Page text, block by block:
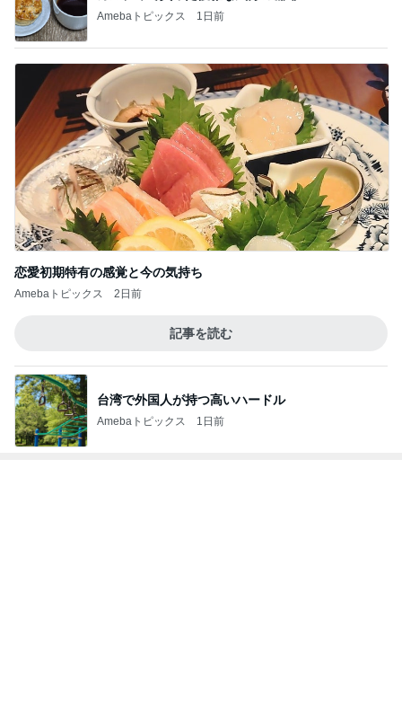
恋愛初期特有の感覚と今の気持ち
Amebaトピックス
記事を読む
台湾で外国人が持つ高いハードル
Amebaトピックス 1日前